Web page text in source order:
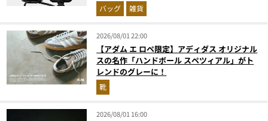
バッグ 雑貨
2026/08/01 22:00
【アダム エ ロペ限定】アディダス オリジナル
スの名作「ハンドボール スペツィアル」がト
レンドのグレーに！
靴
2026/08/01 16:00